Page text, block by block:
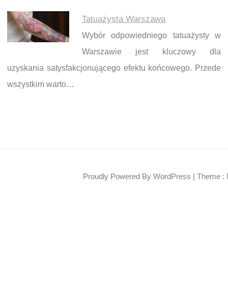
Tatuażysta Warszawa
Wybór odpowiedniego tatuażysty w
Warszawie jest kluczowy dla
uzyskania satysfakcjonującego efektu końcowego. Przede
wszystkim warto…
Proudly Powered By WordPress | Theme :